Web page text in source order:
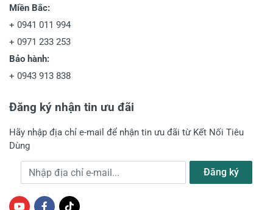
Miền Bắc:
+ 0941 011 994
+ 0971 233 253
Bảo hành:
+ 0943 913 838
Đăng ký nhận tin ưu đãi
Hãy nhập địa chỉ e-mail để nhận tin ưu đãi từ Kết Nối Tiêu
Dùng
Địa chỉ e-mail Đăng ký